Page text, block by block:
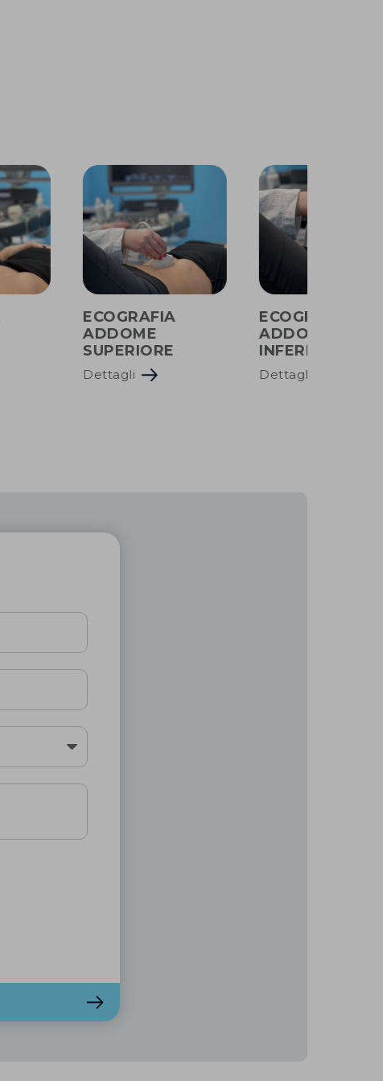
ECOGRAFIA
ADDOME
SUPERIORE
Dettagli
ECOGRAFIA
ADDOME
INFERIORE
Dettagli